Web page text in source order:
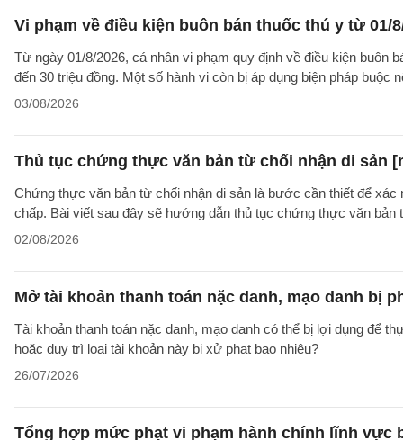
Vi phạm về điều kiện buôn bán thuốc thú y từ 01/
Từ ngày 01/8/2026, cá nhân vi phạm quy định về điều kiện buôn
đến 30 triệu đồng. Một số hành vi còn bị áp dụng biện pháp
03/08/2026
Thủ tục chứng thực văn bản từ chối nhận di sản
Chứng thực văn bản từ chối nhận di sản là bước cần thiết để
chấp. Bài viết sau đây sẽ hướng dẫn thủ tục chứng thực văn
02/08/2026
Mở tài khoản thanh toán nặc danh, mạo danh bị
Tài khoản thanh toán nặc danh, mạo danh có thể bị lợi dụng để
hoặc duy trì loại tài khoản này bị xử phạt bao nhiêu?
26/07/2026
Tổng hợp mức phạt vi phạm hành chính lĩnh vực